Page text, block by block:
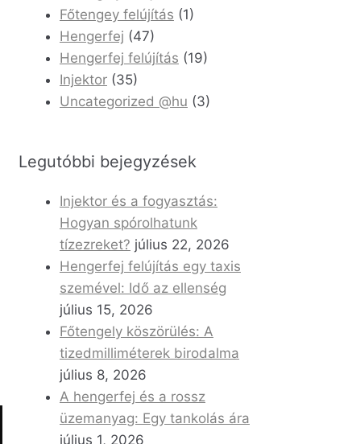
Főtengey felújítás (1)
Hengerfej (47)
Hengerfej felújítás (19)
Injektor(35)
Uncategorized @hu (3)
Legutóbbi bejegyzések
Injektor és a fogyasztás:
Hogyan spórolhatunk
tízezreket? július 22, 2026
Hengerfej felújítás egy taxis
szemével: Idő az ellenség
július 15, 2026
Főtengely köszörülés: A
tizedmilliméterek birodalma
július 8, 2026
A hengerfej és a rossz
üzemanyag: Egy tankolás ára
július 1, 2026